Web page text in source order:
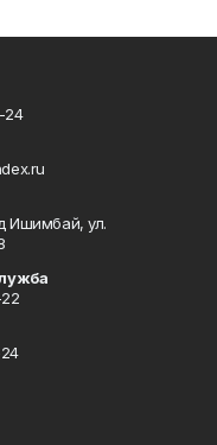
24
Ишимбай, ул.